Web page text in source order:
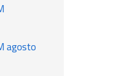
agosto